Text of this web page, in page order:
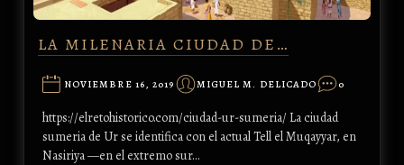
LA MILENARIA CIUDAD DE…
NOVIEMBRE 16, 2019 MIGUEL M. DELICADO 0
https://elretohistorico.com/ciudad-ur-sumeria/ La ciudad
sumeria de Ur se identifica con el actual Tell el Muqayyar, en
Nasiriya —en el extremo sur…